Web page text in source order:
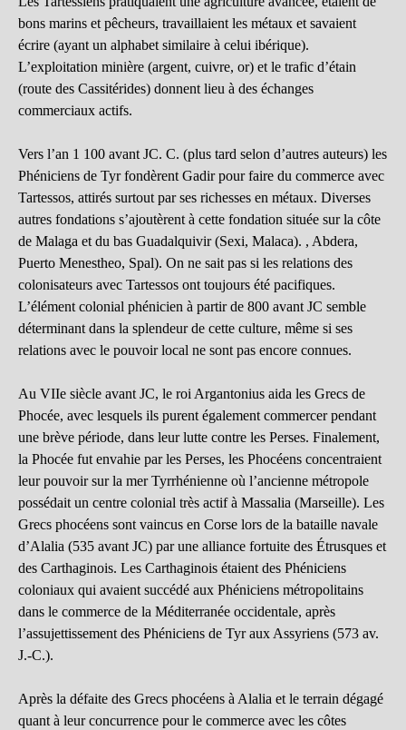
bons marins et pêcheurs, travaillaient les métaux et savaient
écrire (ayant un alphabet similaire à celui ibérique).
L’exploitation minière (argent, cuivre, or) et le trafic d’étain
(route des Cassitérides) donnent lieu à des échanges
commerciaux actifs.
Vers l’an 1 100 avant JC. C. (plus tard selon d’autres auteurs) les
Phéniciens de Tyr fondèrent Gadir pour faire du commerce avec
Tartessos, attirés surtout par ses richesses en métaux. Diverses
autres fondations s’ajoutèrent à cette fondation située sur la côte
de Malaga et du bas Guadalquivir (Sexi, Malaca). , Abdera,
Puerto Menestheo, Spal). On ne sait pas si les relations des
colonisateurs avec Tartessos ont toujours été pacifiques.
L’élément colonial phénicien à partir de 800 avant JC semble
déterminant dans la splendeur de cette culture, même si ses
relations avec le pouvoir local ne sont pas encore connues.
Au VIIe siècle avant JC, le roi Argantonius aida les Grecs de
Phocée, avec lesquels ils purent également commercer pendant
une brève période, dans leur lutte contre les Perses. Finalement,
la Phocée fut envahie par les Perses, les Phocéens concentraient
leur pouvoir sur la mer Tyrrhénienne où l’ancienne métropole
possédait un centre colonial très actif à Massalia (Marseille). Les
Grecs phocéens sont vaincus en Corse lors de la bataille navale
d’Alalia (535 avant JC) par une alliance fortuite des Étrusques et
des Carthaginois. Les Carthaginois étaient des Phéniciens
coloniaux qui avaient succédé aux Phéniciens métropolitains
dans le commerce de la Méditerranée occidentale, après
l’assujettissement des Phéniciens de Tyr aux Assyriens (573 av.
J.-C.).
Après la défaite des Grecs phocéens à Alalia et le terrain dégagé
quant à leur concurrence pour le commerce avec les côtes